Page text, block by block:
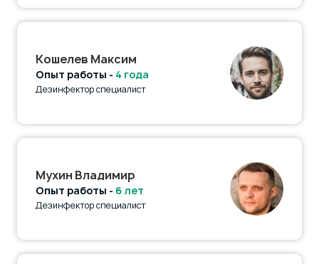
Кошелев Максим
Опыт работы - 4 года
Дезинфектор специалист
Мухин Владимир
Опыт работы - 6 лет
Дезинфектор специалист